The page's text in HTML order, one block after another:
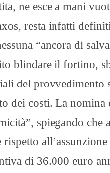
ne esce a mani
resta infatti
“ancora di
blindare il fortino,
del provvedimento
dei costi. La
spiegando che
di 36.000 euro